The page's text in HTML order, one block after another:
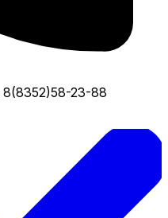
8(8352)58-23-88